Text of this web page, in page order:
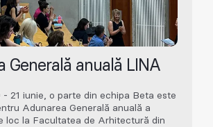
Generală anuală LINA
- 21 iunie, o parte din echipa Beta este
Adunarea Generală anuală a
loc la Facultatea de Arhitectură din